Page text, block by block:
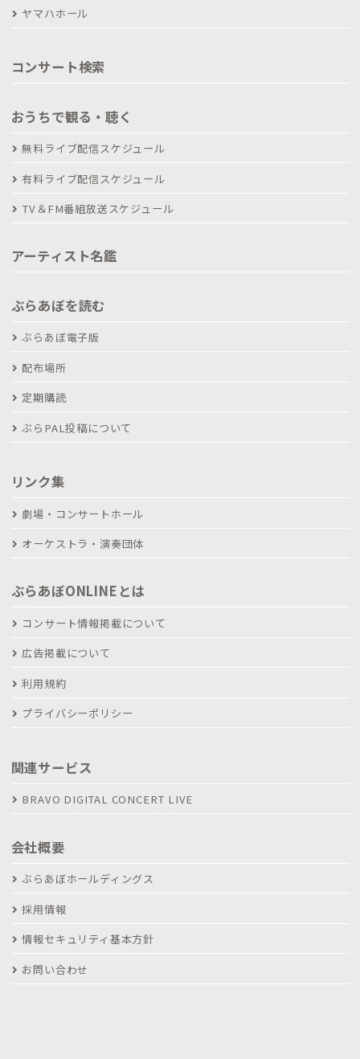
ヤマハホール
コンサート検索
おうちで観る・聴く
無料ライブ配信スケジュール
有料ライブ配信スケジュール
TV＆FM番組放送スケジュール
アーティスト名鑑
ぶらあぼを読む
ぶらあぼ電子版
配布場所
定期購読
ぶらPAL投稿について
リンク集
劇場・コンサートホール
オーケストラ・演奏団体
ぶらあぼONLINEとは
コンサート情報掲載について
広告掲載について
利用規約
プライバシーポリシー
関連サービス
BRAVO DIGITAL CONCERT LIVE
会社概要
ぶらあぼホールディングス
採用情報
情報セキュリティ基本方針
お問い合わせ